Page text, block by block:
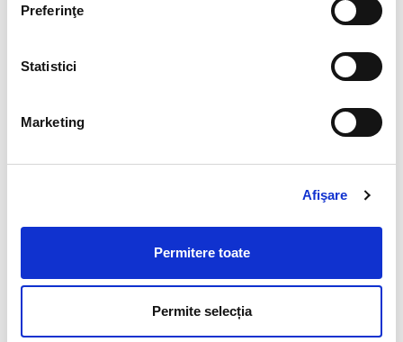
Preferinţe
Statistici
Marketing
Afişare
Permitere toate
Permite selecția
Impreuna – motivatie si fidelizare prin cuvant
Ora sinceritatii: angajat vs angajator / candidat vs
DESPRE AUTOR